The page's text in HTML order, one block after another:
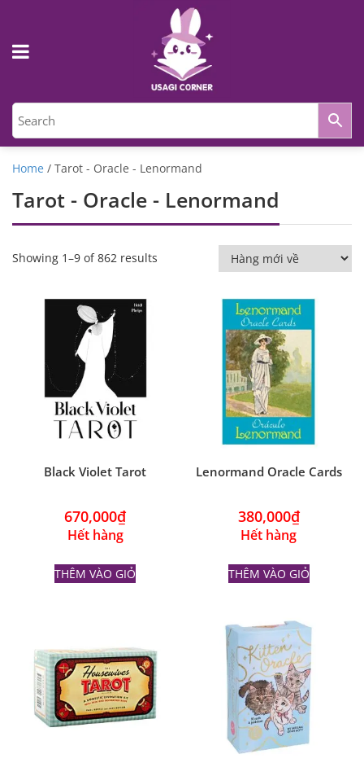
Home / Tarot - Oracle - Lenormand
Tarot - Oracle - Lenormand
Showing 1–9 of 862 results
Black Violet Tarot
670,000₫
Hết hàng
THÊM VÀO GIỎ
Lenormand Oracle Cards
380,000₫
Hết hàng
THÊM VÀO GIỎ